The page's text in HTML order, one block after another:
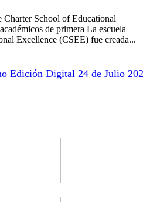
Charter School of Educational
de primera La escuela
Excellence (CSEE) fue creada...